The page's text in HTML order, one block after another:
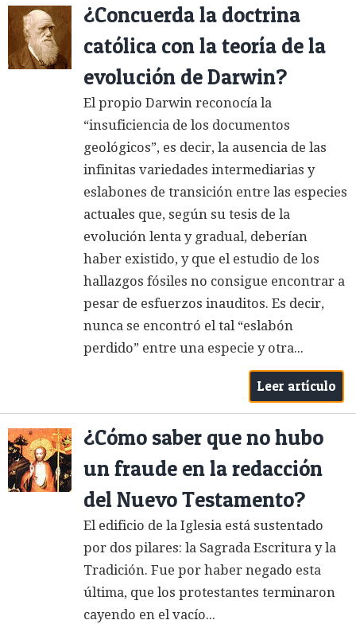
¿Concuerda la doctrina
católica con la teoría de la
evolución de Darwin?
El propio Darwin reconocía la
“insuficiencia de los documentos
geológicos”, es decir, la ausencia de las
infinitas variedades intermediarias y
eslabones de transición entre las especies
actuales que, según su tesis de la
evolución lenta y gradual, deberían
haber existido, y que el estudio de los
hallazgos fósiles no consigue encontrar a
pesar de esfuerzos inauditos. Es decir,
nunca se encontró el tal “eslabón
perdido” entre una especie y otra...
Leer artículo
¿Cómo saber que no hubo
un fraude en la redacción
del Nuevo Testamento?
El edificio de la Iglesia está sustentado
por dos pilares: la Sagrada Escritura y la
Tradición. Fue por haber negado esta
última, que los protestantes terminaron
cayendo en el vacío...